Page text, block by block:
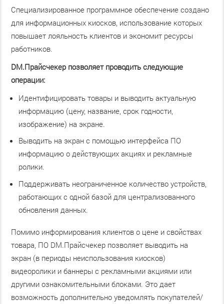
Специализированное программное обеспечение создано
для информационных киосков, использование которых
повышает лояльность клиентов и экономит ресурсы
работников.
DM.Прайсчекер позволяет проводить следующие
операции:
Идентифицировать товары и выводить актуальную
информацию (цену, название, срок годности,
изображение) на экране.
Выводить на экран с помощью интерфейса ПО
информацию о действующих акциях и рекламные
ролики.
Поддерживать неограниченное количество устройств,
работающих с одной базой для централизованного
обновления данных.
Помимо информирования клиентов о цене и свойствах
товара, ПО DM.Прайсчекер позволяет выводить на
экран (в периоды неиспользования киосков)
видеоролики и баннеры с рекламными акциями или
другими ознакомительными блоками. Это дает
возможность дополнительно уведомлять покупателей/